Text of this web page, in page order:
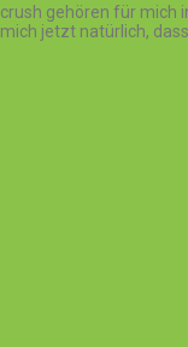
gehören für
jetzt natürlich,